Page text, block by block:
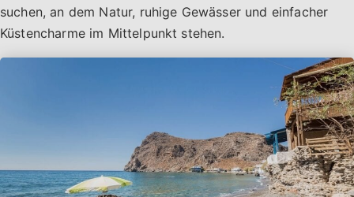
suchen, an dem Natur, ruhige Gewässer und einfacher
Küstencharme im Mittelpunkt stehen.